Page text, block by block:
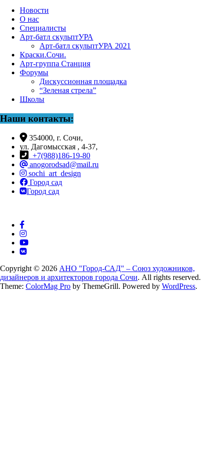
Новости
О нас
Специалисты
Арт-батл скульптУРА
Арт-батл скульптУРА 2021
Краски.Сочи.
Арт-группа Станция
Форумы
Дискуссионная площадка
“Зеленая стрела”
Школы
Наши контакты:
354000, г. Сочи,
ул. Дагомысская , 4-37,
+7(988)186-19-80
anogorodsad@mail.ru
sochi_art_design
Город сад
Город сад
Copyright © 2026 АНО "Город-САД" – Союз художников,
дизайнеров и архитекторов города Сочи. All rights reserved.
Theme: ColorMag Pro by ThemeGrill. Powered by WordPress.